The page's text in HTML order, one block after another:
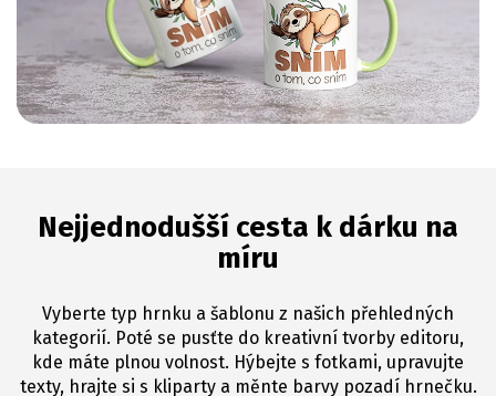
Nejjednodušší cesta k dárku na
míru
Vyberte typ hrnku a šablonu z našich přehledných
kategorií. Poté se pusťte do kreativní tvorby editoru,
kde máte plnou volnost. Hýbejte s fotkami, upravujte
texty, hrajte si s kliparty a měnte barvy pozadí hrnečku.